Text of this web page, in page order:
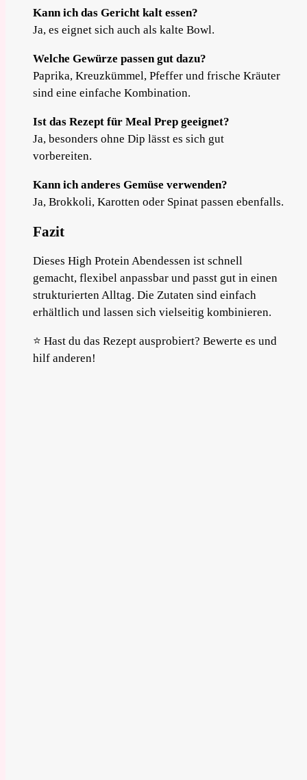
Kann ich das Gericht kalt essen?
Ja, es eignet sich auch als kalte Bowl.
Welche Gewürze passen gut dazu?
Paprika, Kreuzkümmel, Pfeffer und frische Kräuter
sind eine einfache Kombination.
Ist das Rezept für Meal Prep geeignet?
Ja, besonders ohne Dip lässt es sich gut
vorbereiten.
Kann ich anderes Gemüse verwenden?
Ja, Brokkoli, Karotten oder Spinat passen ebenfalls.
Fazit
Dieses High Protein Abendessen ist schnell
gemacht, flexibel anpassbar und passt gut in einen
strukturierten Alltag. Die Zutaten sind einfach
erhältlich und lassen sich vielseitig kombinieren.
⭐ Hast du das Rezept ausprobiert? Bewerte es und
hilf anderen!